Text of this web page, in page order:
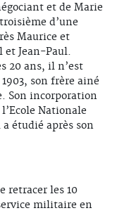
et de Marie
d’une
Maurice et
et Jean-Paul.
20 ans, il n’est
son frère ainé
Son incorporation
Nationale
étudié après son
retracer les 10
militaire en